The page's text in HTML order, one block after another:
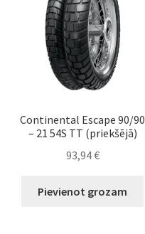
Continental Escape 90/90
– 21 54S TT (priekšējā)
93,94€
Pievienot grozam